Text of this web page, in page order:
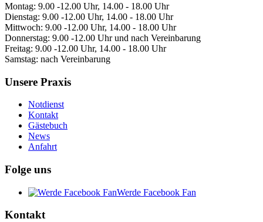
Montag: 9.00 -12.00 Uhr, 14.00 - 18.00 Uhr
Dienstag: 9.00 -12.00 Uhr, 14.00 - 18.00 Uhr
Mittwoch: 9.00 -12.00 Uhr, 14.00 - 18.00 Uhr
Donnerstag: 9.00 -12.00 Uhr und nach Vereinbarung
Freitag: 9.00 -12.00 Uhr, 14.00 - 18.00 Uhr
Samstag: nach Vereinbarung
Unsere Praxis
Notdienst
Kontakt
Gästebuch
News
Anfahrt
Folge uns
Werde Facebook Fan
Kontakt